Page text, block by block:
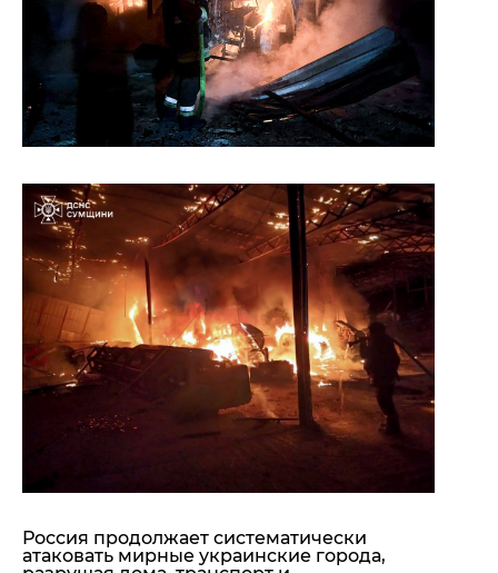
Россия продолжает систематически
атаковать мирные украинские города,